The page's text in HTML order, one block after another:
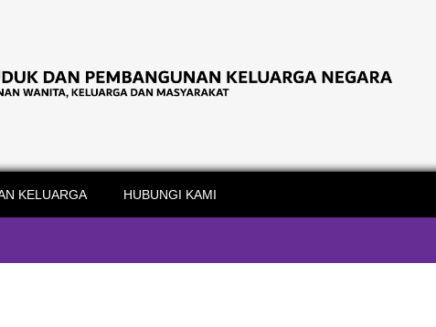
KELUARGA HUBUNGI KAMI